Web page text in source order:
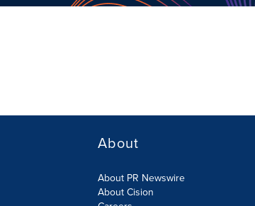
About
About PR Newswire
About Cision